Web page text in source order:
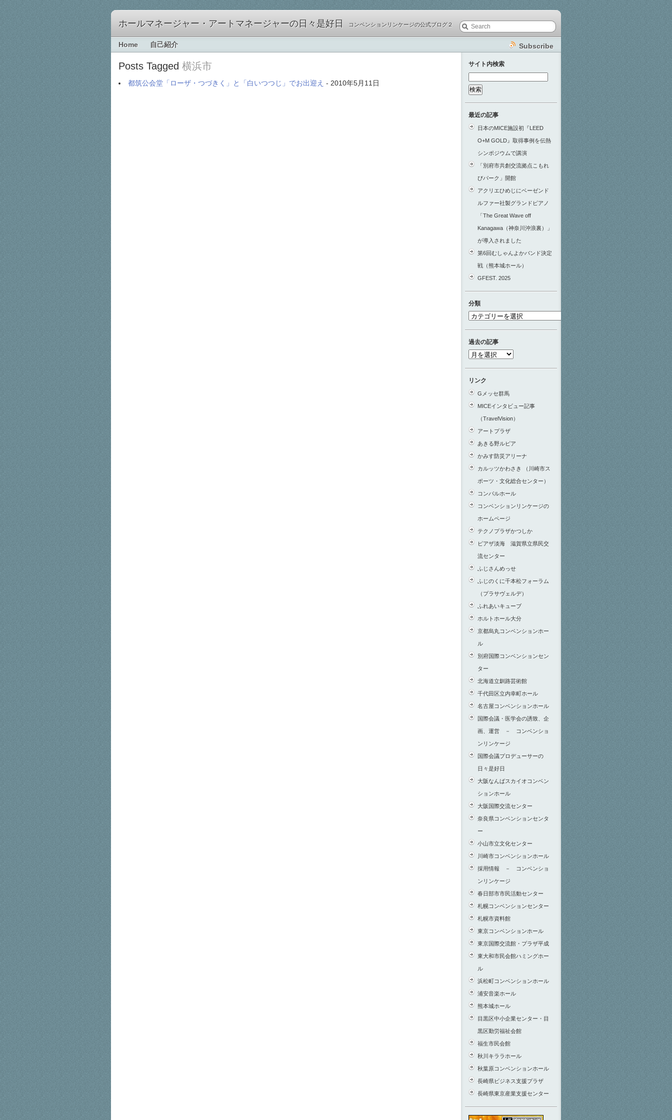
ホールマネージャー・アートマネージャーの日々是好日 コンベンションリンケージの公式ブログ２
Home 自己紹介 Subscribe
Posts Tagged 横浜市
都筑公会堂「ローザ・つづきく」と「白いつつじ」でお出迎え - 2010年5月11日
サイト内検索
索:
最近の記事
日本のMICE施設初『LEED
O+M GOLD』取得事例を伝熱
シンポジウムで講演
「別府市共創交流拠点こもれ
びパーク」開館
アクリエひめじにベーゼンド
ルファー社製グランドピアノ
「The Great Wave off
Kanagawa（神奈川沖浪裏）」
が導入されました
第6回むしゃんよかバンド決定
戦（熊本城ホール）
GFEST. 2025
分類
分
類
過去の記事
過
去
の
記
事
リンク
Gメッセ群馬
MICEインタビュー記事
（TravelVision）
アートプラザ
あきる野ルピア
かみす防災アリーナ
カルッツかわさき （川崎市ス
ポーツ・文化総合センター）
コンパルホール
コンベンションリンケージの
ホームページ
テクノプラザかつしか
ピアザ淡海 滋賀県立県民交
流センター
ふじさんめっせ
ふじのくに千本松フォーラム
（プラサヴェルデ）
ふれあいキューブ
ホルトホール大分
京都烏丸コンベンションホー
ル
別府国際コンベンションセン
ター
北海道立釧路芸術館
千代田区立内幸町ホール
名古屋コンベンションホール
国際会議・医学会の誘致、企
画、運営 － コンベンショ
ンリンケージ
国際会議プロデューサーの
日々是好日
大阪なんばスカイオコンベン
ションホール
大阪国際交流センター
奈良県コンベンションセンタ
ー
小山市立文化センター
川崎市コンベンションホール
採用情報 － コンベンショ
ンリンケージ
春日部市市民活動センター
札幌コンベンションセンター
札幌市資料館
東京コンベンションホール
東京国際交流館・プラザ平成
東大和市民会館ハミングホー
ル
浜松町コンベンションホール
浦安音楽ホール
熊本城ホール
目黒区中小企業センター・目
黒区勤労福祉会館
福生市民会館
秋川キララホール
秋葉原コンベンションホール
長崎県ビジネス支援プラザ
長崎県東京産業支援センター